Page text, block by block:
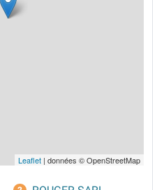
Leaflet | données © OpenStreetMap